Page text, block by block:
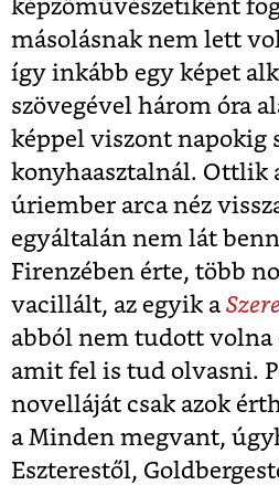
képzőművészetiként
másolásnak nem lett
így inkább egy képet
szövegével három óra
képpel viszont napokig
konyhaasztalnál. Ottlik
úriember arca néz
egyáltalán nem lát
Firenzében érte, több
vacillált, az egyik a
abból nem tudott
amit fel is tud olvasni.
novelláját csak azok
a Minden megvant,
Eszterestől,